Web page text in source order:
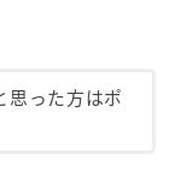
思った方はポ